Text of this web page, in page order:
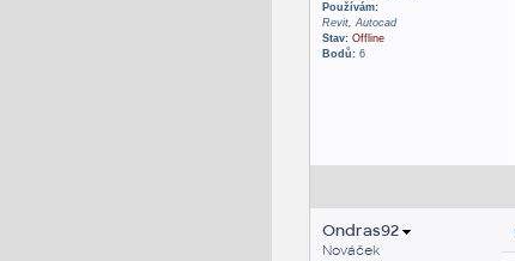
Používám:
Revit, Autocad
Stav: Offline
Bodů:6
Ondras92
Nováček